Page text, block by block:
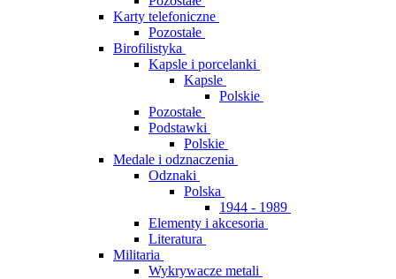
Karty telefoniczne
Pozostałe
Birofilistyka
Kapsle i porcelanki
Kapsle
Polskie
Pozostałe
Podstawki
Polskie
Medale i odznaczenia
Odznaki
Polska
1944 - 1989
Elementy i akcesoria
Literatura
Militaria
Wykrywacze metali